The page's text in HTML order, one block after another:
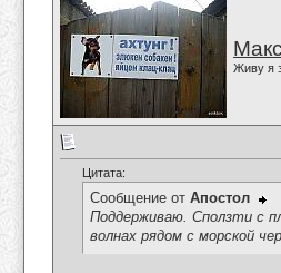
Живу я
Цитата:
Сообщение от Апостол
Поддерживаю. Сползти с
волнах рядом с морской